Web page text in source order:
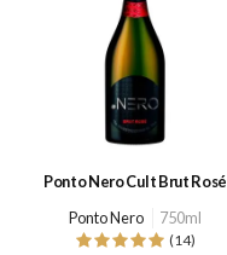
Ponto Nero Cult Brut Rosé
Ponto Nero
750ml
(14)